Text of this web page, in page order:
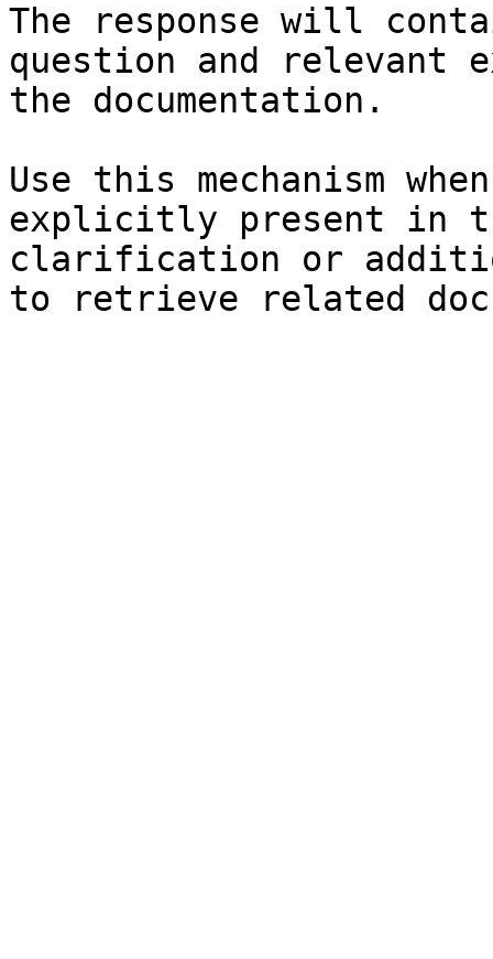
The response will
question and relevant
the documentation.
Use this mechanism
explicitly present in
clarification or